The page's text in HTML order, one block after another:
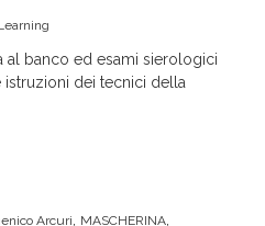
al banco ed esami sierologici
dei tecnici della
Arcuri MASCHERINA,